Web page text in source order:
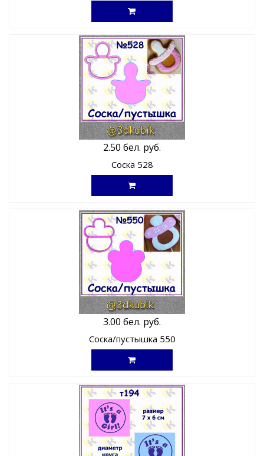
2.50 бел. руб.
Соска 528
3.00 бел. руб.
Соска/пустышка 550